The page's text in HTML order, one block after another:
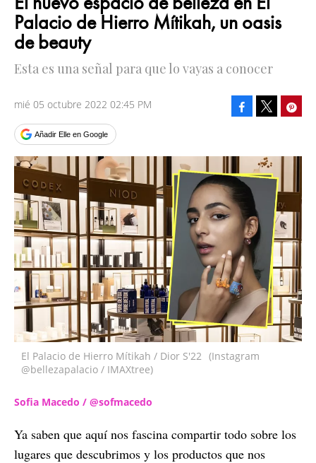
Palacio de Hierro Mítikah, un oasis
de beauty
Esta es una señal para que lo vayas a conocer
mié 05 octubre 2022 02:45 PM
Añadir Elle en Google
Facebook
El Palacio de Hierro Mítikah / Dior S'22 (Instagram
@bellezapalacio / IMAXtree)
Sofia Macedo / @sofmacedo
Ya saben que aquí nos fascina compartir todo sobre los
lugares que descubrimos y los productos que nos